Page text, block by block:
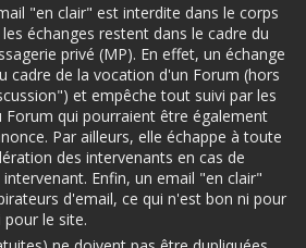
"en clair" est interdite dans le corps
échanges restent dans le cadre du
privé (MP). En effet, un échange
cadre de la vocation d'un Forum (hors
et empêche tout suivi par les
Forum qui pourraient être également
Par ailleurs, elle échappe à toute
des intervenants en cas de
Enfin, un email "en clair"
d'email, ce qui n'est bon ni pour
le site.